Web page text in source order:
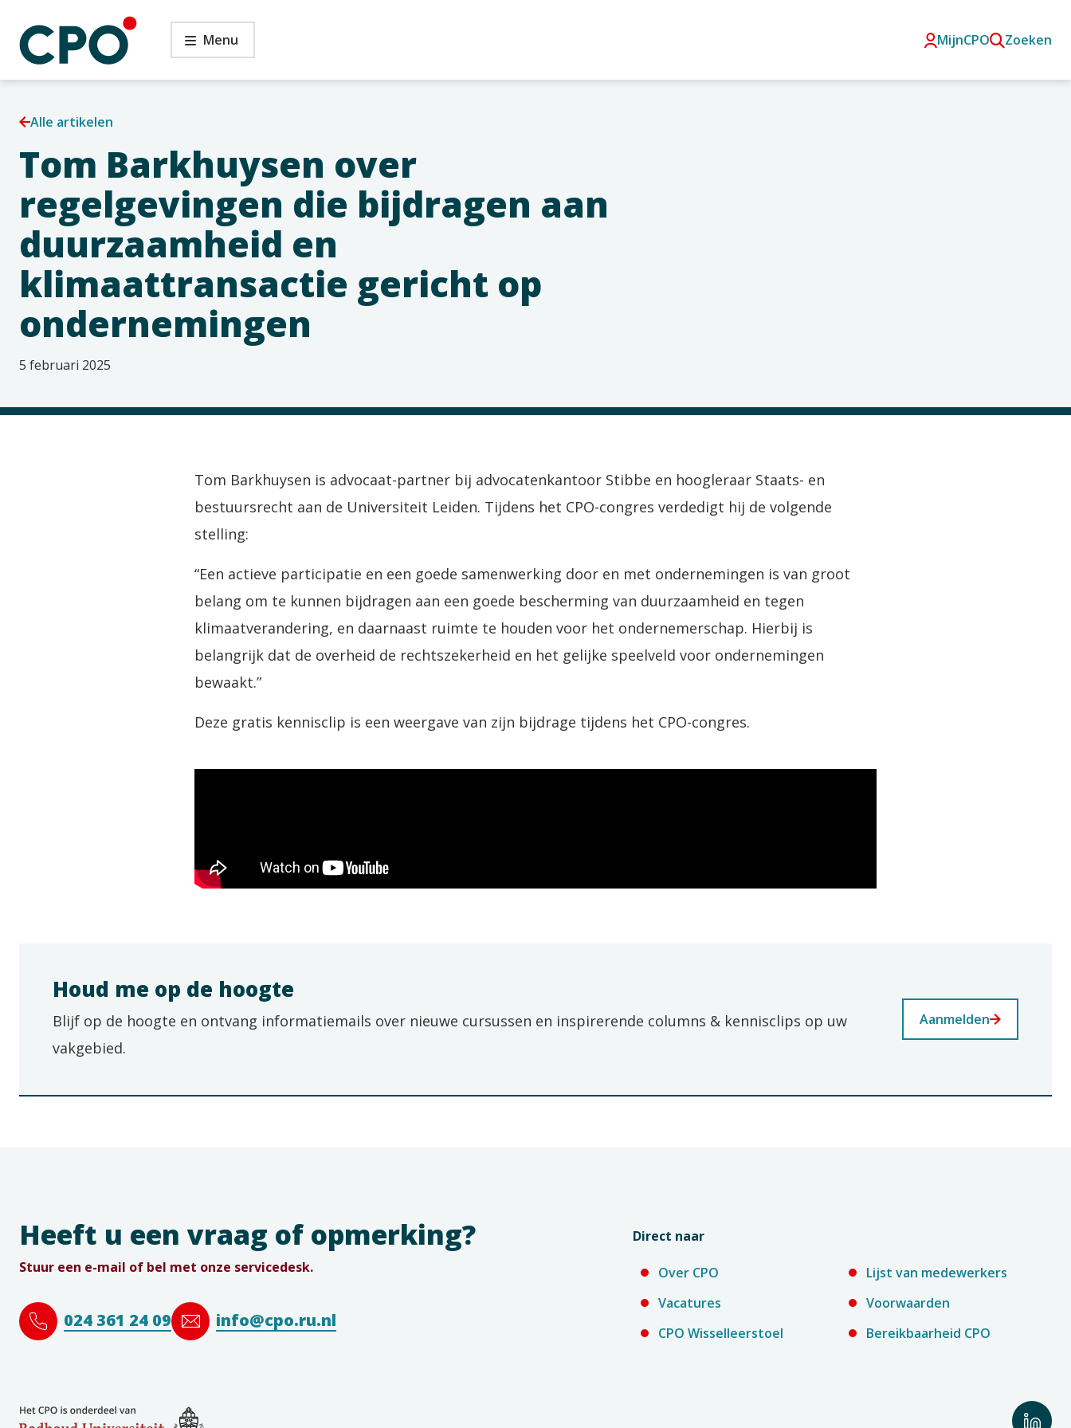
naar
inhoud
Tom
Barkhuysen
over
regelgevingen
bijdragen
aan
klimaattransactie
gericht
op
ondernemingen
Menu MijnCPO Zoeken
Alle artikelen
Tom Barkhuysen over
regelgevingen die bijdragen aan
duurzaamheid en
klimaattransactie gericht op
ondernemingen
5 februari 2025
Tom Barkhuysen is advocaat-partner bij advocatenkantoor Stibbe en hoogleraar Staats- en
bestuursrecht aan de Universiteit Leiden. Tijdens het CPO-congres verdedigt hij de volgende
stelling:
“Een actieve participatie en een goede samenwerking door en met ondernemingen is van groot
belang om te kunnen bijdragen aan een goede bescherming van duurzaamheid en tegen
klimaatverandering, en daarnaast ruimte te houden voor het ondernemerschap. Hierbij is
belangrijk dat de overheid de rechtszekerheid en het gelijke speelveld voor ondernemingen
bewaakt.”
Deze gratis kennisclip is een weergave van zijn bijdrage tijdens het CPO-congres.
Houd me op de hoogte
Blijf op de hoogte en ontvang informatiemails over nieuwe cursussen en inspirerende columns & kennisclips op uw
vakgebied.
Aanmelden
Heeft u een vraag of opmerking?
Stuur een e-mail of bel met onze servicedesk.
024 361 24 09 info@cpo.ru.nl
Direct naar
Over CPO
Lijst van medewerkers
Vacatures
Voorwaarden
CPO Wisselleerstoel
Bereikbaarheid CPO